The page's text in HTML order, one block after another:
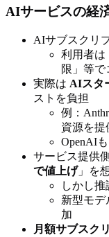
AIサービスの経
AIサブスクリ
利用者は
限」等で
実際は AIスタ
ストを負担
例：
資源を提
OpenAI
サービス提供
で値上げ」を
しかし
新型モデ
加
月額サブスク